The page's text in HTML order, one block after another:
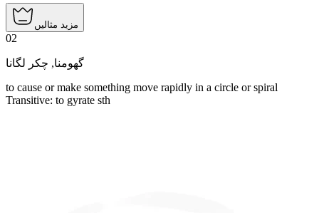
مزید مثالیں
02
گھومنا, چکر لگانا
to cause or make something move rapidly in a circle or spiral
Transitive: to gyrate sth